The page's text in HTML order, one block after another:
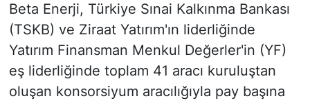
Beta Enerji, Türkiye Sınai Kalkınma Bankası
(TSKB) ve Ziraat Yatırım'ın liderliğinde
Yatırım Finansman Menkul Değerler'in (YF)
eş liderliğinde toplam 41 aracı kuruluştan
oluşan konsorsiyum aracılığıyla pay başına